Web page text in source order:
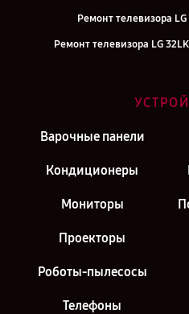
Ремонт телевизора
Ремонт телевизора LG
Варочные панели
Кондиционеры
Мониторы
Проекторы
Роботы-пылесосы
Телефоны